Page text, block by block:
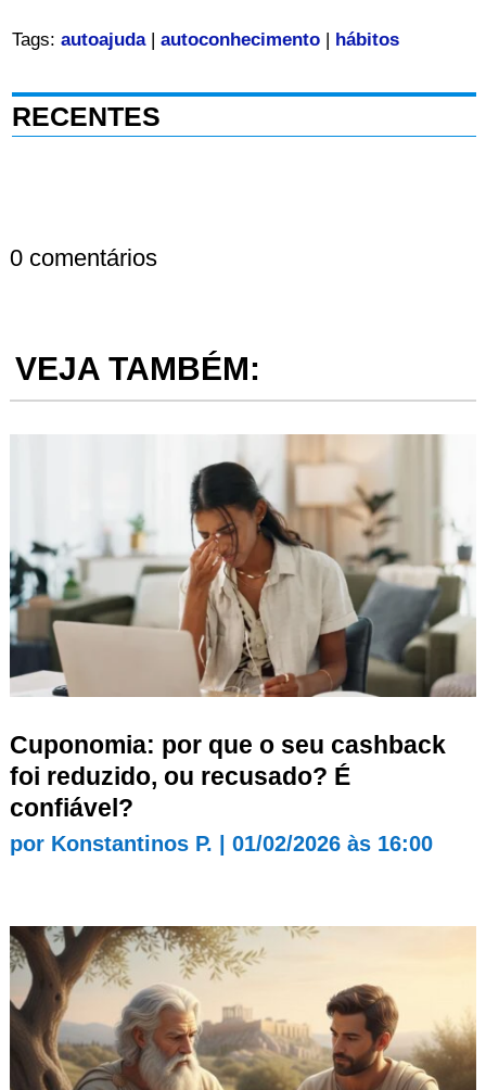
Tags: autoajuda| autoconhecimento| hábitos
RECENTES
0 comentários
VEJA TAMBÉM:
Cuponomia: por que o seu cashback
foi reduzido, ou recusado? É
confiável?
por Konstantinos P. 01/02/2026 às 16:00